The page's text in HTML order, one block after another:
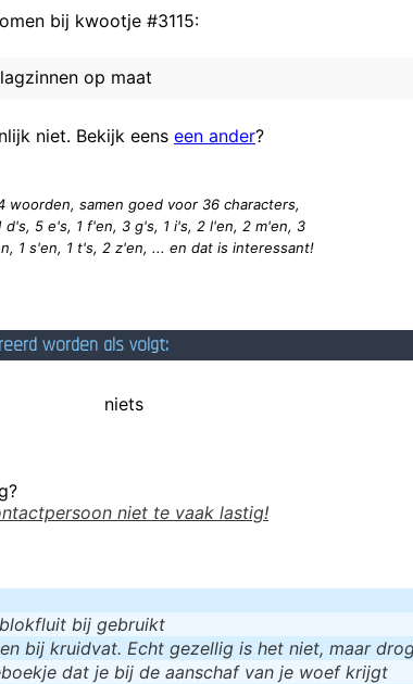
bij kwootje #3115:
op maat
niet. Bekijk eens een ander?
woorden, samen goed voor 36 characters,
d's, 5 e's, 1 f'en, 3 g's, 1 i's, 2 l'en, 2 m'en, 3
1 s'en, 1 t's, 2 z'en, ... en dat is interessant!
worden als volgt:
niets
niet te vaak lastig!
bij gebruikt
bij kruidvat. Echt gezellig is het niet, maar
dat je bij de aanschaf van je woef krijgt